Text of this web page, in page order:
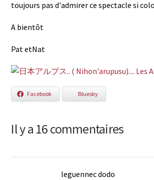
toujours pas d'admirer ce spectacle si
A bientôt
Pat etNat
Facebook Bluesky
Il y a 16 commentaires
leguennec dodo